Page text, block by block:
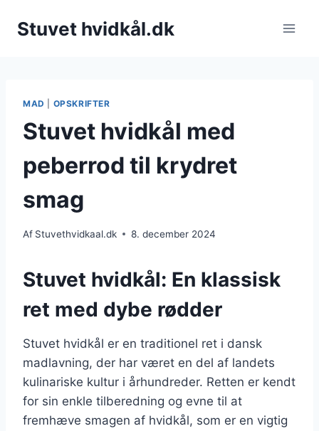
Stuvet hvidkål.dk
MAD OPSKRIFTER
Stuvet hvidkål med
peberrod til krydret
smag
Af Stuvethvidkaal.dk 8. december 2024
Stuvet hvidkål: En klassisk
ret med dybe rødder
Stuvet hvidkål er en traditionel ret i dansk
madlavning, der har været en del af landets
kulinariske kultur i århundreder. Retten er kendt
for sin enkle tilberedning og evne til at
fremhæve smagen af hvidkål, som er en vigtig